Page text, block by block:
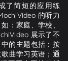
了简短的应用练
的听力
：家庭、学校、
展示了不
的主题包括：按
曲学习英语；通